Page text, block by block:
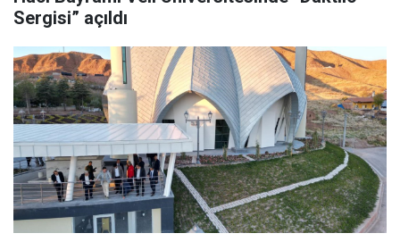
Sergisi” açıldı